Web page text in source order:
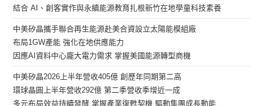
結合 AI、創客實作與永續能源教育扎根新竹在地學童科技素養
中美矽晶攜手聯合再生能源赴美合資設立太陽能模組廠
布局1GW產能 強化在地供應能力
因應AI資料中心龐大電力需求 掌握美國能源轉型商機
中美矽晶2026上半年營收405億 創歷年同期第二高
環球晶圓上半年營收292億 第二季營收季增近一成
多元布局效益持續發酵 掌握產業復甦契機 驅動集團成長動能